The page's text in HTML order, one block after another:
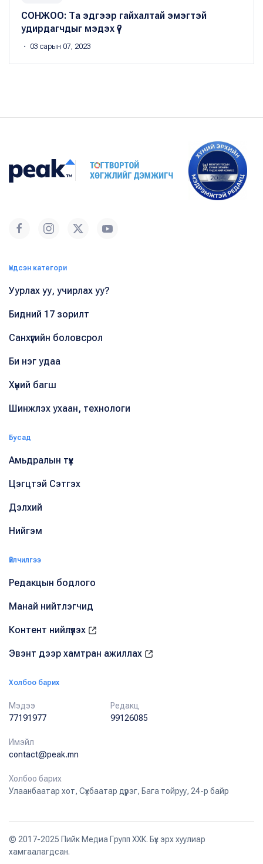
СОНЖОО: Та эдгээр гайхалтай эмэгтэй
удирдагчдыг мэдэх үү?
・ 03 сарын 07, 2023
Үндсэн категори
Уурлах уу, учирлах уу?
Бидний 17 зорилт
Санхүүгийн боловсрол
Би нэг удаа
Хүний багш
Шинжлэх ухаан, технологи
Бусад
Амьдралын түүх
Цэгцтэй Сэтгэх
Дэлхий
Нийгэм
Үйлчилгээ
Редакцын бодлого
Манай нийтлэгчид
Контент нийлүүлэх
Эвэнт дээр хамтран ажиллах
Холбоо барих
Мэдээ
77191977
Редакц
99126085
Имэйл
contact@peak.mn
Холбоо барих
Улаанбаатар хот, Сүхбаатар дүүрэг, Бага тойруу, 24-р байр
© 2017-2025 Пийк Медиа Групп ХХК. Бүх эрх хуулиар
хамгаалагдсан.